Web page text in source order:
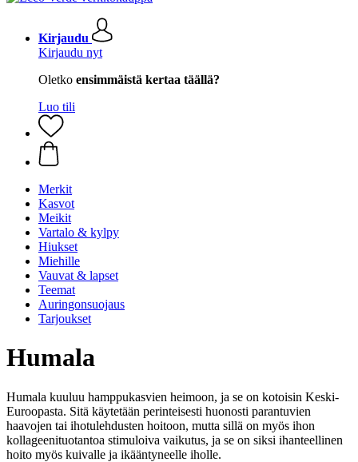
Kirjaudu
Kirjaudu nyt
Oletko ensimmäistä kertaa täällä?
Luo tili
Merkit
Kasvot
Meikit
Vartalo & kylpy
Hiukset
Miehille
Vauvat & lapset
Teemat
Auringonsuojaus
Tarjoukset
Humala
Humala kuuluu hamppukasvien heimoon, ja se on kotoisin Keski-
Euroopasta. Sitä käytetään perinteisesti huonosti parantuvien
haavojen tai ihotulehdusten hoitoon, mutta sillä on myös ihon
kollageenituotantoa stimuloiva vaikutus, ja se on siksi ihanteellinen
hoito myös kuivalle ja ikääntyneelle iholle.